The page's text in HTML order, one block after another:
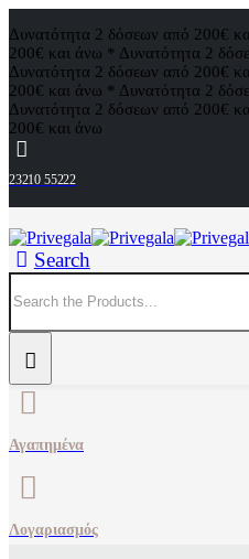
Δυνατότητα 2 δόσεων από 200€
200€ και άνω * Δυνατότητα 2
Δυνατότητα 2 δόσεων από 200€
200€ και άνω * Δυνατότητα 2
Δυνατότητα 2 δόσεων από 200€
200€ και άνω
23210 55222
Search
Αγαπημένα
Λογαριασμός